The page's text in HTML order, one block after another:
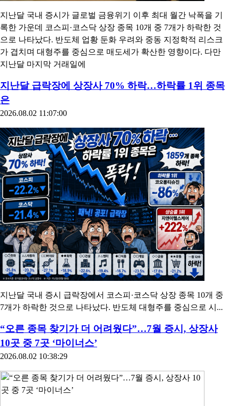
지난달 국내 증시가 글로벌 금융위기 이후 최대 월간 낙폭을 기
록한 가운데 코스피·코스닥 상장 종목 10개 중 7개가 하락한 것
으로 나타났다. 반도체 업황 둔화 우려와 중동 지정학적 리스크
가 겹치며 대형주를 중심으로 매도세가 확산한 영향이다. 다만
지난달 마지막 거래일에
지난달 급락장에 상장사 70% 하락…하락률 1위 종목
은
2026.08.02 11:07:00
지난달 국내 증시 급락장에서 코스피·코스닥 상장 종목 10개 중
7개가 하락한 것으로 나타났다. 반도체 대형주를 중심으로 시...
“오른 종목 찾기가 더 어려웠다”…7월 증시, 상장사
10곳 중 7곳 ‘마이너스’
2026.08.02 10:38:29